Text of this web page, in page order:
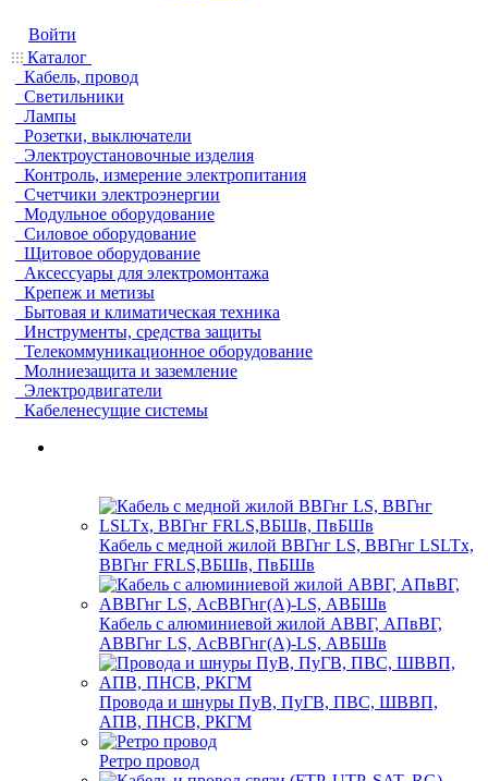
Войти
Каталог
Кабель, провод
Светильники
Лампы
Розетки, выключатели
Электроустановочные изделия
Контроль, измерение электропитания
Счетчики электроэнергии
Модульное оборудование
Силовое оборудование
Щитовое оборудование
Аксессуары для электромонтажа
Крепеж и метизы
Бытовая и климатическая техника
Инструменты, средства защиты
Телекоммуникационное оборудование
Молниезащита и заземление
Электродвигатели
Кабеленесущие системы
Кабель с медной жилой ВВГнг LS, ВВГнг LSLTx,
ВВГнг FRLS,ВБШв, ПвБШв
Кабель с алюминиевой жилой АВВГ, АПвВГ,
АВВГнг LS, АсВВГнг(А)-LS, АВБШв
Провода и шнуры ПуВ, ПуГВ, ПВС, ШВВП,
АПВ, ПНСВ, РКГМ
Ретро провод